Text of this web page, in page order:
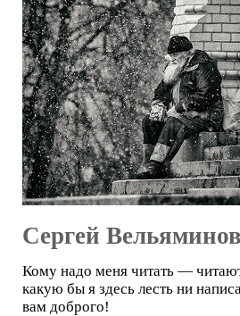
Сергей Вельяминов
Кому надо меня читать —
какую бы я здесь лесть ни
вам доброго!